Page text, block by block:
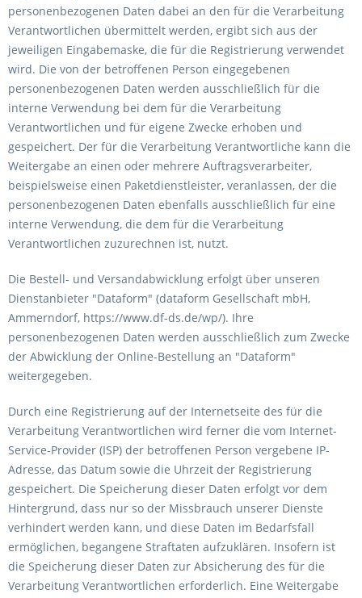
personenbezogenen Daten dabei an den für die Verarbeitung
Verantwortlichen übermittelt werden, ergibt sich aus der
jeweiligen Eingabemaske, die für die Registrierung verwendet
wird. Die von der betroffenen Person eingegebenen
personenbezogenen Daten werden ausschließlich für die
interne Verwendung bei dem für die Verarbeitung
Verantwortlichen und für eigene Zwecke erhoben und
gespeichert. Der für die Verarbeitung Verantwortliche kann die
Weitergabe an einen oder mehrere Auftragsverarbeiter,
beispielsweise einen Paketdienstleister, veranlassen, der die
personenbezogenen Daten ebenfalls ausschließlich für eine
interne Verwendung, die dem für die Verarbeitung
Verantwortlichen zuzurechnen ist, nutzt.
Die Bestell- und Versandabwicklung erfolgt über unseren
Dienstanbieter "Dataform" (dataform Gesellschaft mbH,
Ammerndorf, https://www.df-ds.de/wp/). Ihre
personenbezogenen Daten werden ausschließlich zum Zwecke
der Abwicklung der Online-Bestellung an "Dataform"
weitergegeben.
Durch eine Registrierung auf der Internetseite des für die
Verarbeitung Verantwortlichen wird ferner die vom Internet-
Service-Provider (ISP) der betroffenen Person vergebene IP-
Adresse, das Datum sowie die Uhrzeit der Registrierung
gespeichert. Die Speicherung dieser Daten erfolgt vor dem
Hintergrund, dass nur so der Missbrauch unserer Dienste
verhindert werden kann, und diese Daten im Bedarfsfall
ermöglichen, begangene Straftaten aufzuklären. Insofern ist
die Speicherung dieser Daten zur Absicherung des für die
Verarbeitung Verantwortlichen erforderlich. Eine Weitergabe